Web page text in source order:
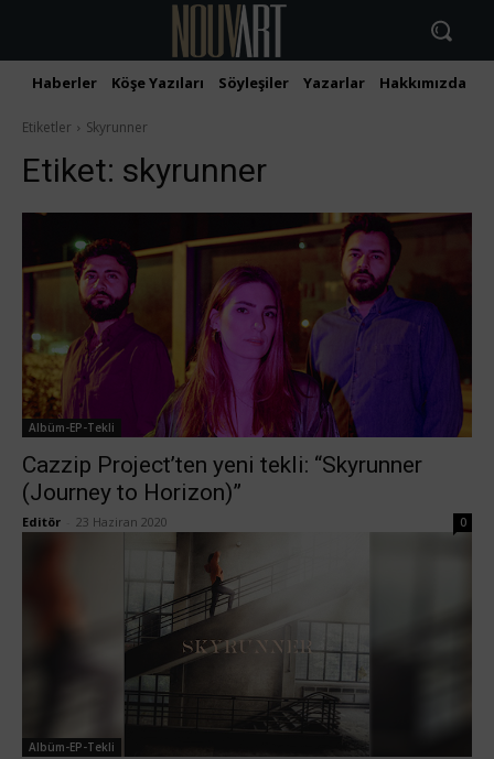
Haberler Köşe Yazıları Söyleşiler Yazarlar Hakkımızda
Etiketler Skyrunner
Etiket: skyrunner
Albüm-EP-Tekli
Cazzip Project’ten yeni tekli: “Skyrunner
(Journey to Horizon)”
Editör 23 Haziran 2020 0
Albüm-EP-Tekli